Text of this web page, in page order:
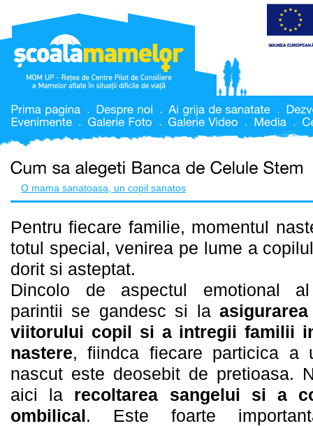
O mama sanatoasa, un copil sanatos
Pentru fiecare familie, momentul
totul special, venirea pe lume a
dorit si asteptat.
Dincolo de aspectul emotional
parintii se gandesc si la
viitorului copil si a intregii familii
nastere, fiindca fiecare particica a
nascut este deosebit de pretioasa.
aici la recoltarea sangelui si a
ombilical. Este foarte